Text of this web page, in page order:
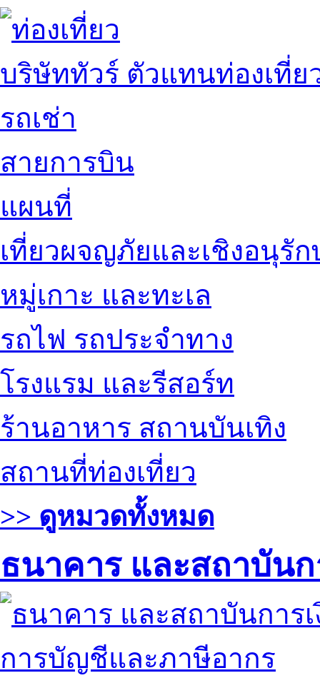
บริษัททัวร์ ตัวแทนท่องเที่ย
รถเช่า
สายการบิน
แผนที่
เที่ยวผจญภัยและเชิงอนุรัก
หมู่เกาะ และทะเล
รถไฟ รถประจำทาง
โรงแรม และรีสอร์ท
ร้านอาหาร สถานบันเทิง
สถานที่ท่องเที่ยว
>> ดูหมวดทั้งหมด
ธนาคาร และสถาบันก
การบัญชีและภาษีอากร